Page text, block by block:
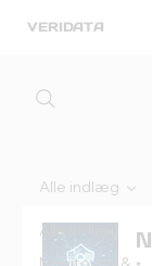
VERIDATA
Alle indlæg
Alle indlæg